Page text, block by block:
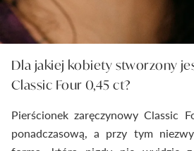
Dla jakiej kobiety stworzony
Classic Four 0,45 ct?
Pierścionek zaręczynowy Classic
ponadczasową, a przy tym